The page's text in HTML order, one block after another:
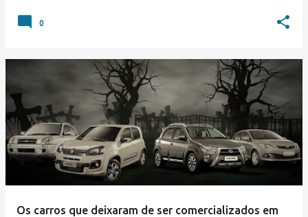
0
Os carros que deixaram de ser comercializados em